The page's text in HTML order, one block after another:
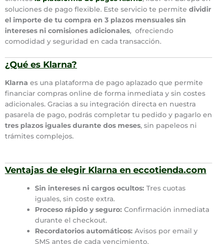
soluciones de pago flexible. Este servicio te permite dividir
el importe de tu compra en 3 plazos mensuales sin
intereses ni comisiones adicionales, ofreciendo
comodidad y seguridad en cada transacción.
¿Qué es Klarna?
Klarna es una plataforma de pago aplazado que permite
financiar compras online de forma inmediata y sin costes
adicionales. Gracias a su integración directa en nuestra
pasarela de pago, podrás completar tu pedido y pagarlo en
tres plazos iguales durante dos meses, sin papeleos ni
trámites complejos.
Ventajas de elegir Klarna en eccotienda.com
Sin intereses ni cargos ocultos: Tres cuotas
iguales, sin coste extra.
Proceso rápido y seguro: Confirmación inmediata
durante el checkout.
Recordatorios automáticos: Avisos por email y
SMS antes de cada vencimiento.